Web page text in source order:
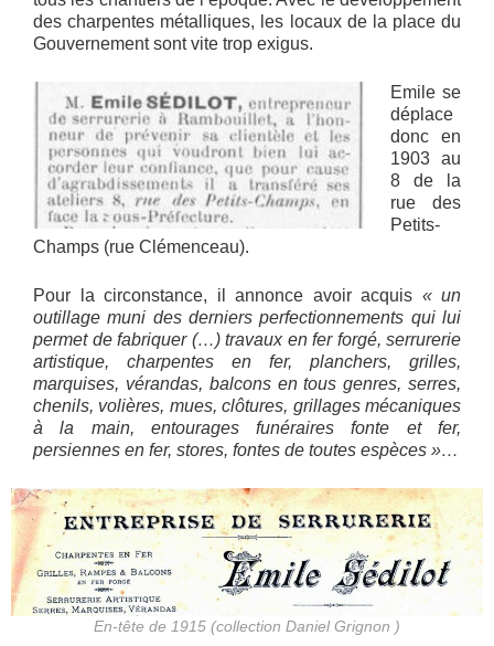
des charpentes métalliques, les locaux de la place du
Gouvernement sont vite trop exigus.
Emile se
déplace
donc en
1903 au
8 de la
rue des
Petits-
Champs (rue Clémenceau).
Pour la circonstance, il annonce avoir acquis « un
outillage muni des derniers perfectionnements qui lui
permet de fabriquer (…) travaux en fer forgé, serrurerie
artistique, charpentes en fer, planchers, grilles,
marquises, vérandas, balcons en tous genres, serres,
chenils, volières, mues, clôtures, grillages mécaniques
à la main, entourages funéraires fonte et fer,
persiennes en fer, stores, fontes de toutes espèces »…
En-tête de 1915 (collection Daniel Grignon )